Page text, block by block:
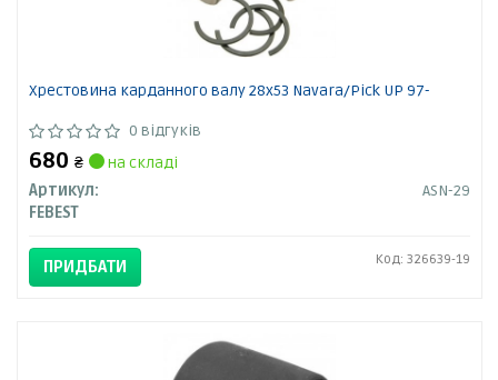
Хрестовина карданного валу 28x53 Navara/Pick UP 97-
0 відгуків
680 ₴
на складі
Артикул:
ASN-29
FEBEST
ПРИДБАТИ Код: 326639-19